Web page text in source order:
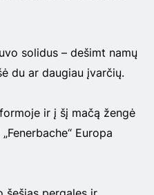
solidus – dešimt namų
du ar daugiau įvarčių.
ir į šį mačą žengė
Europa